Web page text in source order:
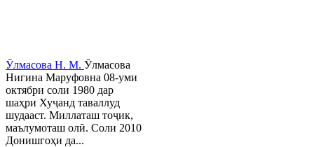
Ӯлмасова Н. М. Ӯлмасова
Нигина Маруфовна 08-уми
октябри соли 1980 дар
шаҳри Хуҷанд таваллуд
шудааст. Миллаташ тоҷик,
маълумоташ олӣ. Соли 2010
Донишгоҳи да...